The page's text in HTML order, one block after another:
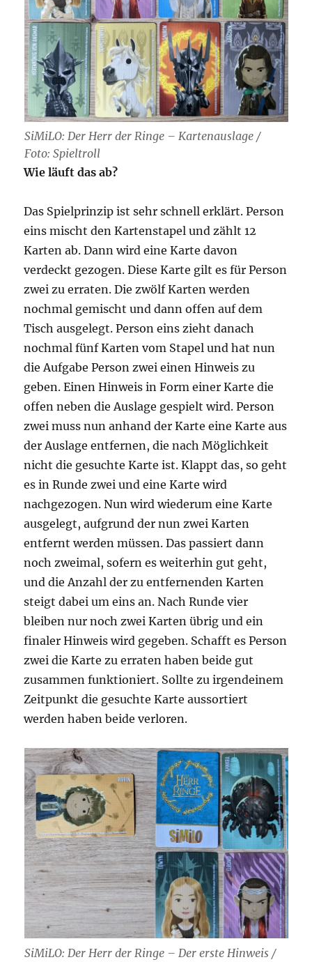
SiMiLO: Der Herr der Ringe – Kartenauslage /
Foto: Spieltroll
Wie läuft das ab?
Das Spielprinzip ist sehr schnell erklärt. Person
eins mischt den Kartenstapel und zählt 12
Karten ab. Dann wird eine Karte davon
verdeckt gezogen. Diese Karte gilt es für Person
zwei zu erraten. Die zwölf Karten werden
nochmal gemischt und dann offen auf dem
Tisch ausgelegt. Person eins zieht danach
nochmal fünf Karten vom Stapel und hat nun
die Aufgabe Person zwei einen Hinweis zu
geben. Einen Hinweis in Form einer Karte die
offen neben die Auslage gespielt wird. Person
zwei muss nun anhand der Karte eine Karte aus
der Auslage entfernen, die nach Möglichkeit
nicht die gesuchte Karte ist. Klappt das, so geht
es in Runde zwei und eine Karte wird
nachgezogen. Nun wird wiederum eine Karte
ausgelegt, aufgrund der nun zwei Karten
entfernt werden müssen. Das passiert dann
noch zweimal, sofern es weiterhin gut geht,
und die Anzahl der zu entfernenden Karten
steigt dabei um eins an. Nach Runde vier
bleiben nur noch zwei Karten übrig und ein
finaler Hinweis wird gegeben. Schafft es Person
zwei die Karte zu erraten haben beide gut
zusammen funktioniert. Sollte zu irgendeinem
Zeitpunkt die gesuchte Karte aussortiert
werden haben beide verloren.
SiMiLO: Der Herr der Ringe – Der erste Hinweis /